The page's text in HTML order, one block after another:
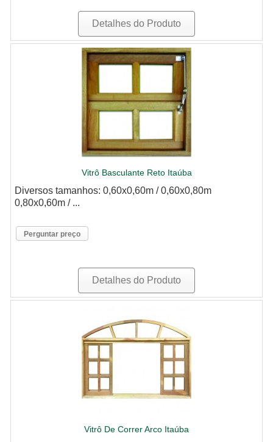
Detalhes do Produto
Vitrô Basculante Reto Itaúba
Diversos tamanhos: 0,60x0,60m / 0,60x0,80m
0,80x0,60m / ...
Perguntar preço
Detalhes do Produto
Vitrô De Correr Arco Itaúba